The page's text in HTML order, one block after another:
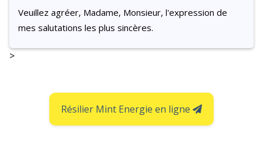
Veuillez agréer, Madame, Monsieur, l'expression de
mes salutations les plus sincères.
>
Résilier Mint Energie en ligne